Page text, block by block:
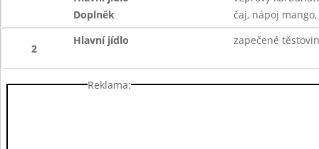
Doplněk
čaj, nápoj
2
Hlavní jídlo zapečené
Reklama: